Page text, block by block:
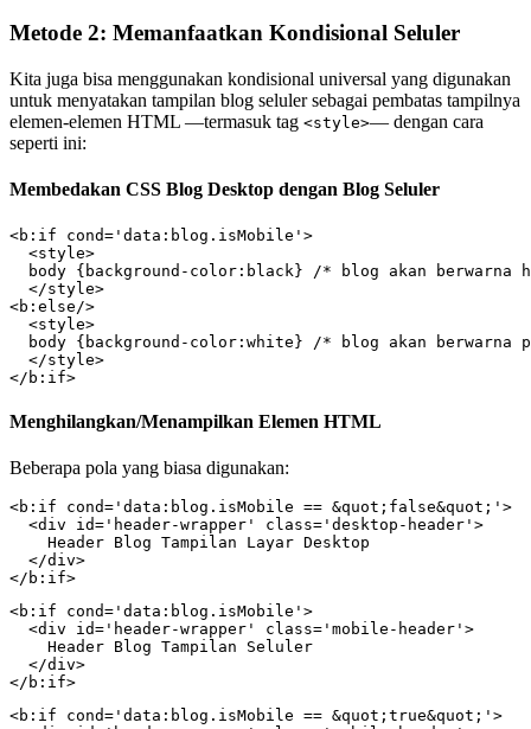
Metode 2: Memanfaatkan Kondisional Seluler
Kita juga bisa menggunakan kondisional universal yang digunakan
untuk menyatakan tampilan blog seluler sebagai pembatas tampilnya
elemen-elemen HTML —termasuk tag <style>— dengan cara
seperti ini:
Membedakan CSS Blog Desktop dengan Blog Seluler
<b:if cond='data:blog.isMobile'>
  <style>
body {background-color:black} /* blog akan berwarna
  </style>
<b:else/>
  <style>
body {background-color:white} /* blog akan berwarna
  </style>
</b:if>
Menghilangkan/Menampilkan Elemen HTML
Beberapa pola yang biasa digunakan:
<b:if cond='data:blog.isMobile == &quot;false&quot;'>
  <div id='header-wrapper' class='desktop-header'>
    Header Blog Tampilan Layar Desktop
  </div>
</b:if>
<b:if cond='data:blog.isMobile'>
  <div id='header-wrapper' class='mobile-header'>
    Header Blog Tampilan Seluler
  </div>
</b:if>
<b:if cond='data:blog.isMobile == &quot;true&quot;'>